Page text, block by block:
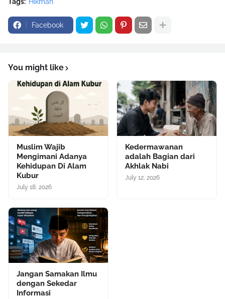
Facebook
You might like
Muslim Wajib
Mengimani Adanya
Kehidupan Di Alam
Kubur
July 18, 2026
Kedermawanan
adalah Bagian dari
Akhlak Nabi
July 12, 2026
Jangan Samakan Ilmu
dengan Sekedar
Informasi